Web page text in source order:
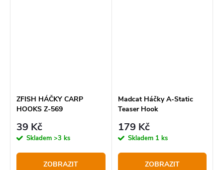
ZFISH HÁČKY CARP
HOOKS Z-569
39 Kč
Skladem >3 ks
ZOBRAZIT
Madcat Háčky A-Static
Teaser Hook
179 Kč
Skladem 1 ks
ZOBRAZIT